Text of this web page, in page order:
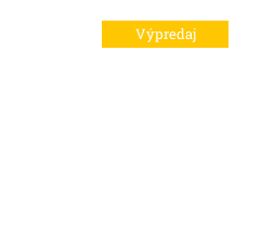
Výpredaj